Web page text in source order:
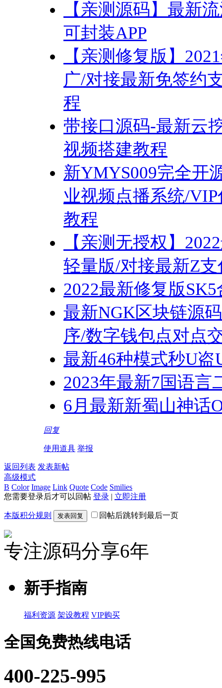
【亲测源码】最新
可封装APP
【亲测修复版】
广/对接最新免签约
程
带接口源码-最新云
视频搭建教程
新YMYS009完全开
业视频点播系统/
教程
【亲测无授权】
轻量版/对接最新Z
2022最新修复版
最新NGK区块链源
序/数字钱包点对点
最新46种模式秒U盗
2023年最新7国语言
6月最新新蜀山神话
回复
使用道具 举报
返回列表 发表新帖
高级模式
B Color Image Link Quote Code Smilies
您需要登录后才可以回帖 登录 | 立即注册
本版积分规则 发表回复 回帖后跳转到最后一页
专注源码分享6年
新手指南
福利资源 架设教程 VIP购买
全国免费热线电话
400-225-995